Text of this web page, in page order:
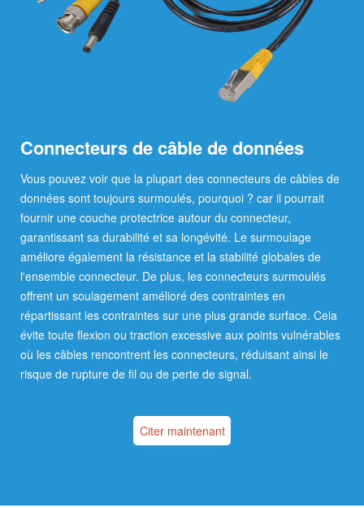
Connecteurs de câble de données
Vous pouvez voir que la plupart des connecteurs de câbles de
données sont toujours surmoulés, pourquoi ? car il pourrait
fournir une couche protectrice autour du connecteur,
garantissant sa durabilité et sa longévité. Le surmoulage
améliore également la résistance et la stabilité globales de
l'ensemble connecteur. De plus, les connecteurs surmoulés
offrent un soulagement amélioré des contraintes en
répartissant les contraintes sur une plus grande surface. Cela
évite toute flexion ou traction excessive aux points vulnérables
où les câbles rencontrent les connecteurs, réduisant ainsi le
risque de rupture de fil ou de perte de signal.
Citer maintenant